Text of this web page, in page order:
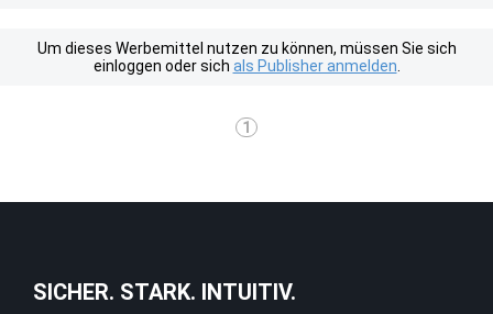
Um dieses Werbemittel nutzen zu können, müssen Sie sich
einloggen oder sich als Publisher anmelden
1
SICHER. STARK. INTUITIV.